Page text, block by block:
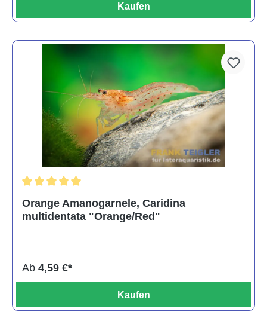
Kaufen
Orange Amanogarnele, Caridina
multidentata "Orange/Red"
Ab 4,59 €*
Kaufen